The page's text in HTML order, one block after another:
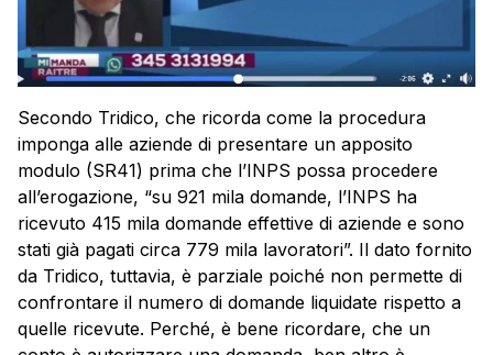
Secondo Tridico, che ricorda come la procedura
imponga alle aziende di presentare un apposito
modulo (SR41) prima che l’INPS possa procedere
all’erogazione, “su 921 mila domande, l’INPS ha
ricevuto 415 mila domande effettive di aziende e sono
stati già pagati circa 779 mila lavoratori”. Il dato fornito
da Tridico, tuttavia, è parziale poiché non permette di
confrontare il numero di domande liquidate rispetto a
quelle ricevute. Perché, è bene ricordare, che un